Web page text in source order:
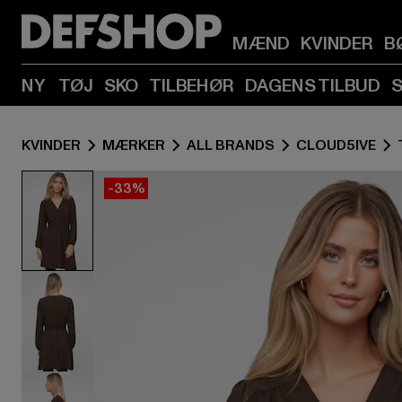
MÆND KVINDER
NY TØJ SKO TILBEHØR DAGENS TILBUD
KVINDER MÆRKER ALL BRANDS CLOUD5IVE
-33%